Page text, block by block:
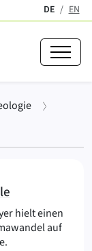
DE
(aktiv)
EN
()
hielt einen
auf